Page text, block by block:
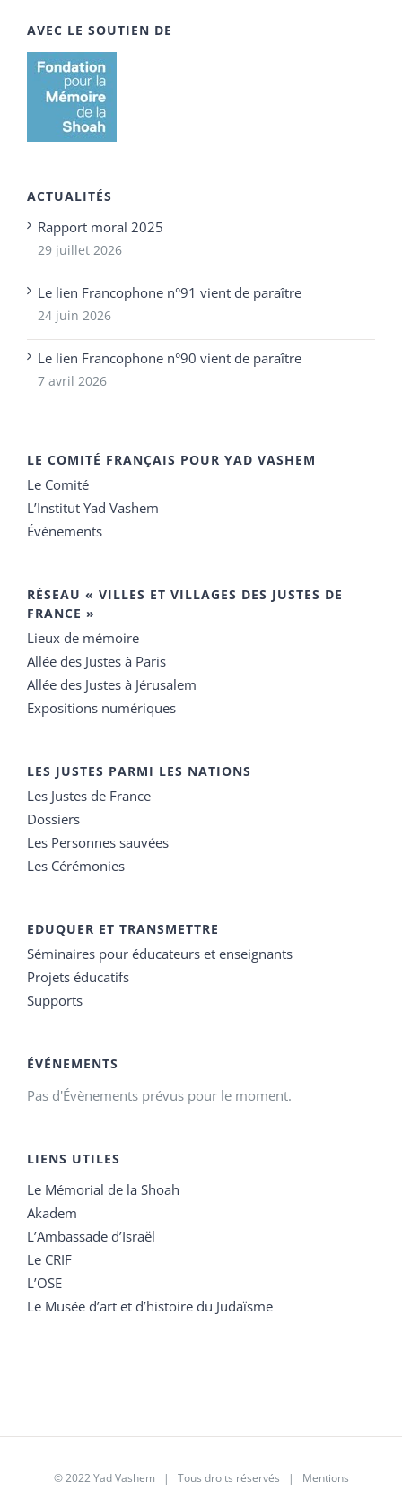
AVEC LE SOUTIEN DE
ACTUALITÉS
Rapport moral 2025
29 juillet 2026
Le lien Francophone n°91 vient de paraître
24 juin 2026
Le lien Francophone n°90 vient de paraître
7 avril 2026
LE COMITÉ FRANÇAIS POUR YAD VASHEM
Le Comité
L’Institut Yad Vashem
Événements
RÉSEAU « VILLES ET VILLAGES DES JUSTES DE
FRANCE »
Lieux de mémoire
Allée des Justes à Paris
Allée des Justes à Jérusalem
Expositions numériques
LES JUSTES PARMI LES NATIONS
Les Justes de France
Dossiers
Les Personnes sauvées
Les Cérémonies
EDUQUER ET TRANSMETTRE
Séminaires pour éducateurs et enseignants
Projets éducatifs
Supports
ÉVÉNEMENTS
Pas d'Évènements prévus pour le moment.
LIENS UTILES
Le Mémorial de la Shoah
Akadem
L’Ambassade d’Israël
Le CRIF
L’OSE
Le Musée d’art et d’histoire du Judaïsme
© 2022 Yad Vashem | Tous droits réservés | Mentions